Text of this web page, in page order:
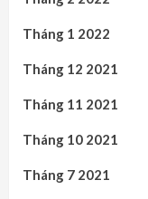
Tháng 1 2022
Tháng 12 2021
Tháng 11 2021
Tháng 10 2021
Tháng 7 2021